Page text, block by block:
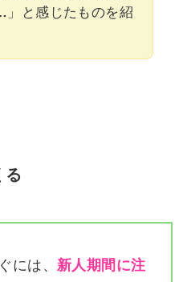
」と感じたものを紹
る
には、新人期間に注